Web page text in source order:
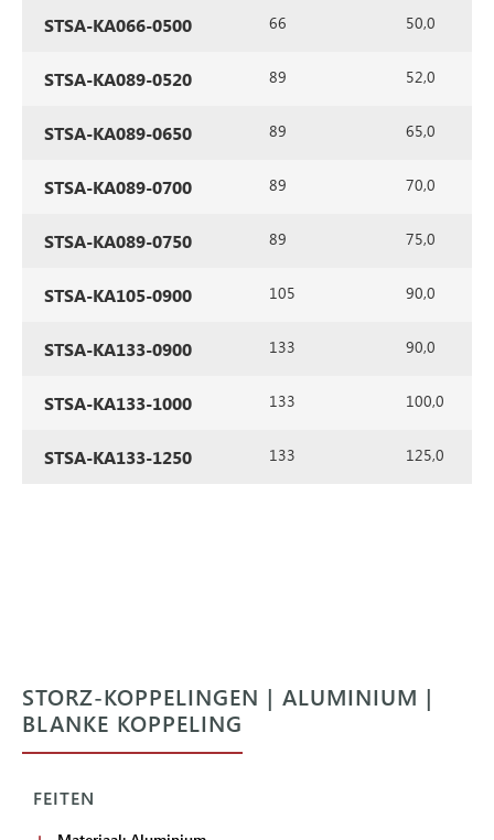
STSA-KA066-0500 66 50,0
STSA-KA089-0520 89 52,0
STSA-KA089-0650 89 65,0
STSA-KA089-0700 89 70,0
STSA-KA089-0750 89 75,0
STSA-KA105-0900 105 90,0
STSA-KA133-0900 133 90,0
STSA-KA133-1000 133 100,0
STSA-KA133-1250 133 125,0
STORZ-KOPPELINGEN | ALUMINIUM |
BLANKE KOPPELING
FEITEN